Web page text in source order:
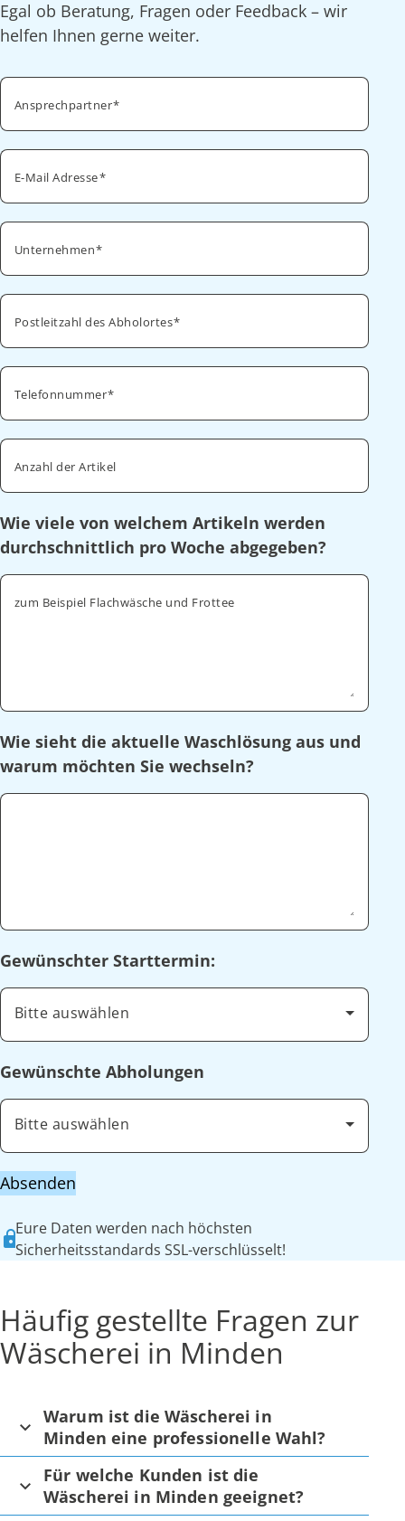
Egal ob Beratung, Fragen oder Feedback – wir
helfen Ihnen gerne weiter.
Ansprechpartner
E-Mail Adresse
Unternehmen
Postleitzahl des Abholortes
Telefonnummer
Anzahl der Artikel
Wie viele von welchem Artikeln werden
durchschnittlich pro Woche abgegeben?
zum Beispiel Flachwäsche und Frottee
Wie sieht die aktuelle Waschlösung aus und
warum möchten Sie wechseln?
Gewünschter Starttermin:
Bitte auswählen
Gewünschte Abholungen
Bitte auswählen
Absenden
Eure Daten werden nach höchsten
Sicherheitsstandards SSL-verschlüsselt!
Häufig gestellte Fragen zur
Wäscherei in Minden
Warum ist die Wäscherei in
Minden eine professionelle Wahl?
Für welche Kunden ist die
Wäscherei in Minden geeignet?